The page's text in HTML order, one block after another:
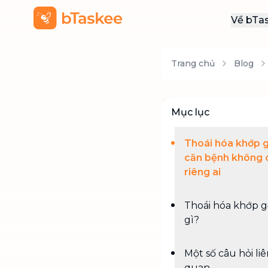
Về
Trang chủ Blog
Mục lục
Thoái hóa khớp
căn bệnh không
riêng ai
Thoái hóa khớp
gì?
Một số câu hỏi